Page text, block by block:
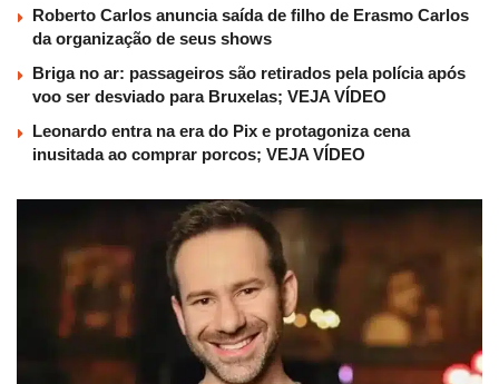
Roberto Carlos anuncia saída de filho de Erasmo Carlos
da organização de seus shows
Briga no ar: passageiros são retirados pela polícia após
voo ser desviado para Bruxelas; VEJA VÍDEO
Leonardo entra na era do Pix e protagoniza cena
inusitada ao comprar porcos; VEJA VÍDEO